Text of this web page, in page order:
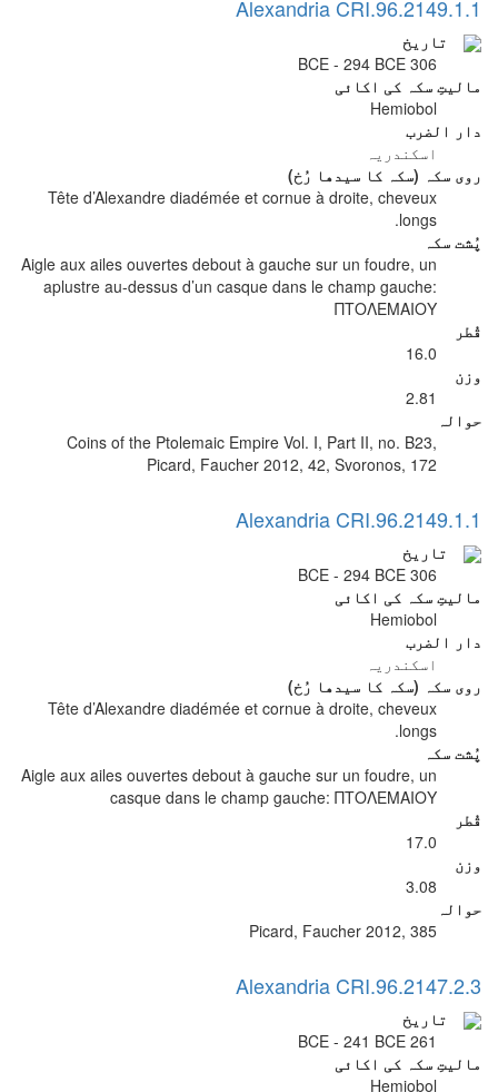
Alexandria CRI.96.2149.1.1
تاریخ
306 BCE - 294 BCE
مالیتِ سکہ کی اکائی
Hemiobol
دار الضرب
اسکندریہ
روی سکہ (سکہ کا سیدھا رُخ)
Tête d’Alexandre diadémée et cornue à droite, cheveux
longs.
پُشت سکہ
Aigle aux ailes ouvertes debout à gauche sur un foudre, un
aplustre au-dessus d’un casque dans le champ gauche:
ΠΤΟΛΕΜΑΙΟΥ
قُطر
16.0
وزن
2.81
حوالہ
Coins of the Ptolemaic Empire Vol. I, Part II, no. B23,
Picard, Faucher 2012, 42, Svoronos, 172
Alexandria CRI.96.2149.1.1
تاریخ
306 BCE - 294 BCE
مالیتِ سکہ کی اکائی
Hemiobol
دار الضرب
اسکندریہ
روی سکہ (سکہ کا سیدھا رُخ)
Tête d’Alexandre diadémée et cornue à droite, cheveux
longs.
پُشت سکہ
Aigle aux ailes ouvertes debout à gauche sur un foudre, un
casque dans le champ gauche: ΠΤΟΛΕΜΑΙΟΥ
قُطر
17.0
وزن
3.08
حوالہ
Picard, Faucher 2012, 385
Alexandria CRI.96.2147.2.3
تاریخ
261 BCE - 241 BCE
مالیتِ سکہ کی اکائی
Hemiobol